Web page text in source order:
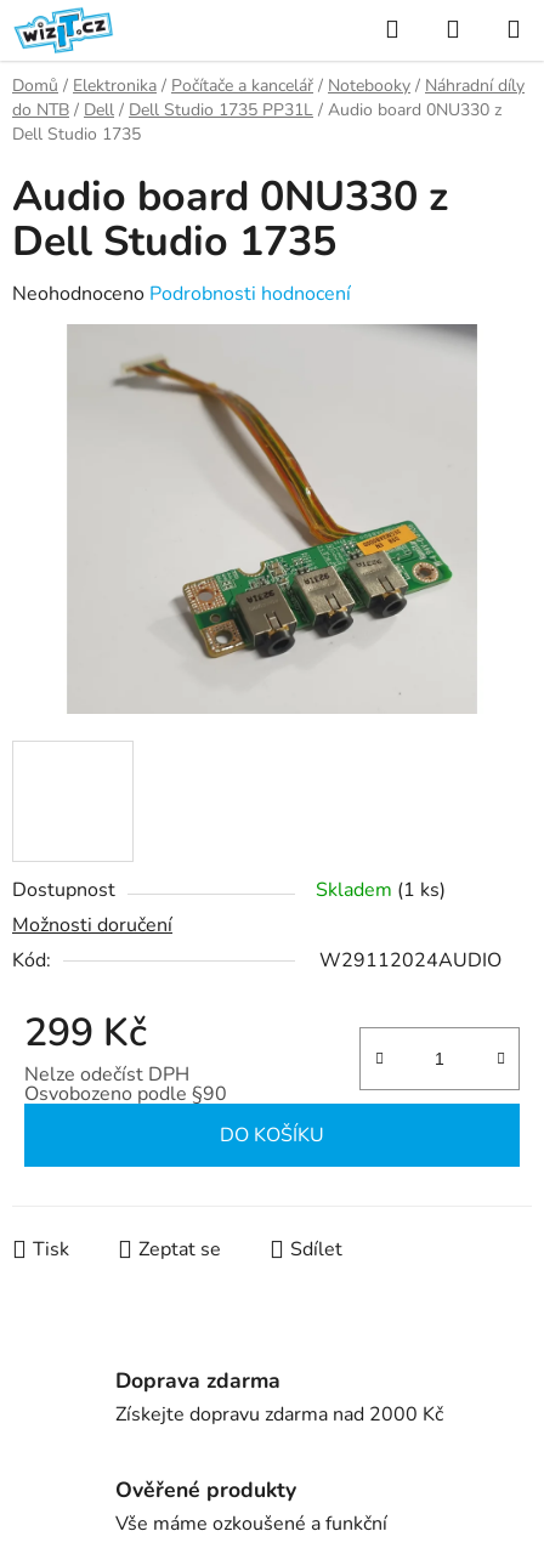
Přejít
na
obsah
Hledat
KOŠÍK
Domů / Elektronika / Počítače a kancelář / Notebooky / Náhradní díly
do NTB / Dell / Dell Studio 1735 PP31L / Audio board 0NU330 z
Dell Studio 1735
Dostupnost Skladem (1 ks)
Možnosti doručení
Kód:
W29112024AUDIO
299 Kč
Nelze odečíst DPH
Osvobozeno podle §90
DO KOŠÍKU
Tisk Zeptat se Sdílet
Audio board 0NU330 z
Dell Studio 1735
Průměrné
hodnocení
Neohodnoceno Podrobnosti hodnocení
Doprava zdarma
Získejte dopravu zdarma nad 2000 Kč
Ověřené produkty
Vše máme ozkoušené a funkční